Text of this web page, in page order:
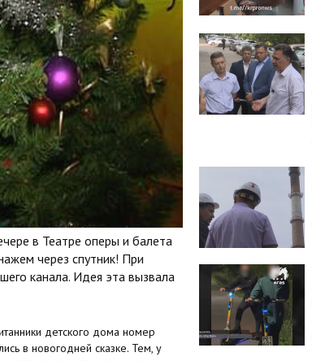
в Театре оперы и балета
через спутник! При
канала. Идея эта вызвала
детского дома номер
в новогодней сказке. Тем, у